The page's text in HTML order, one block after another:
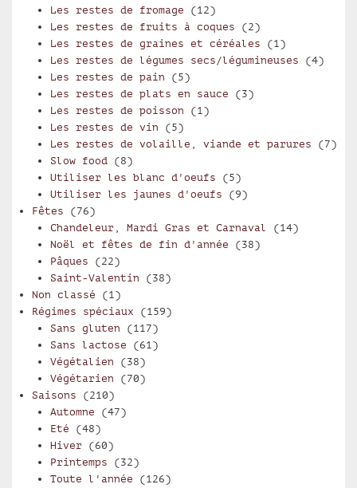
Les restes de fromage (12)
Les restes de fruits à coques (2)
Les restes de graines et céréales (1)
Les restes de légumes secs/légumineuses (4)
Les restes de pain (5)
Les restes de plats en sauce (3)
Les restes de poisson (1)
Les restes de vin (5)
Les restes de volaille, viande et parures (7)
Slow food (8)
Utiliser les blanc d'oeufs (5)
Utiliser les jaunes d'oeufs (9)
Fêtes (76)
Chandeleur, Mardi Gras et Carnaval (14)
Noël et fêtes de fin d'année (38)
Pâques (22)
Saint-Valentin (38)
Non classé (1)
Régimes spéciaux (159)
Sans gluten (117)
Sans lactose (61)
Végétalien (38)
Végétarien (70)
Saisons (210)
Automne (47)
Eté (48)
Hiver(60)
Printemps (32)
Toute l'année (126)